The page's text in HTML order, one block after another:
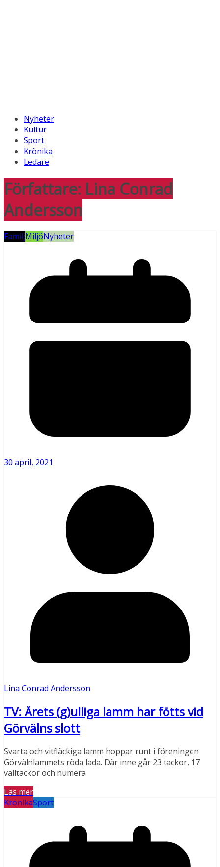
Nyheter
Kultur
Sport
Krönika
Ledare
Författare: Lina Conrad
Andersson
FamiljMiljöNyheter
30 april, 2021
Lina Conrad Andersson
TV: Årets (g)ulliga lamm har fötts vid
Görvälns slott
Svarta och vitfläckiga lamm hoppar runt i föreningen
Görvälnlammets röda lada. Där inne går 23 tackor, 17
valltackor och numera
Läs mer
KrönikaSport